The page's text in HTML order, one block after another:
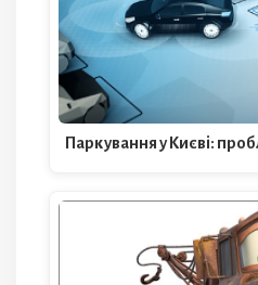
Паркування у Києві: